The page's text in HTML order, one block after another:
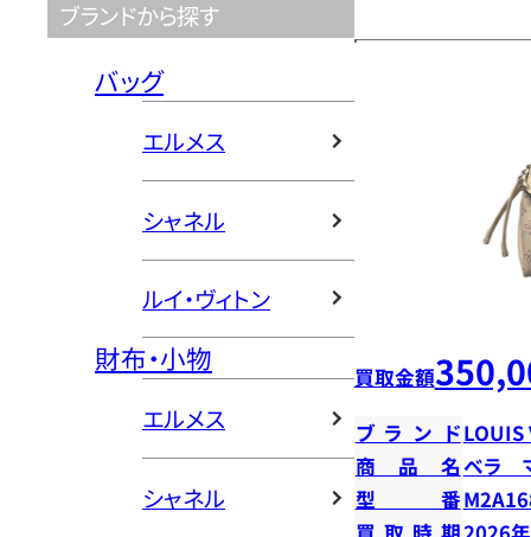
ブランドから探す
バッグ
エルメス
シャネル
ルイ・ヴィトン
財布・小物
エルメス
シャネル
買取金額
ブランドLOUIS
商品名ベラ
型番